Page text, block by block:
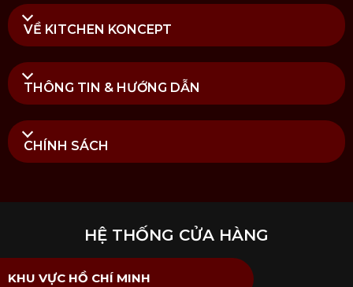
khẩu chính hãng được kiểm định rõ ràng bởi các cơ
quan chức năng. Mua hàng tại Kitchen Koncept
bảo hành và dịch vụ hậu mãi chúng tôi đem đến.
VỀ KITCHEN KONCEPT
THÔNG TIN & HƯỚNG DẪN
CHÍNH SÁCH
HỆ THỐNG CỬA HÀNG
KHU VỰC HỒ CHÍ MINH